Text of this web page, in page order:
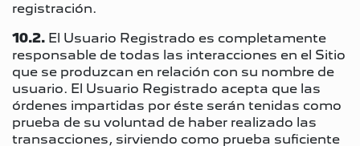
registración.
10.2. El Usuario Registrado es completamente
responsable de todas las interacciones en el Sitio
que se produzcan en relación con su nombre de
usuario. El Usuario Registrado acepta que las
órdenes impartidas por éste serán tenidas como
prueba de su voluntad de haber realizado las
transacciones, sirviendo como prueba suficiente